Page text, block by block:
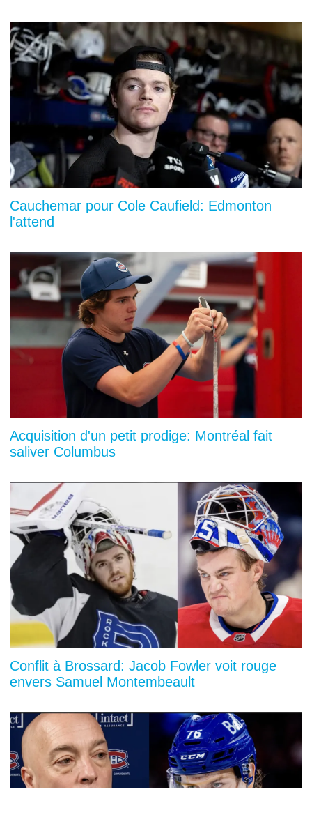
Cauchemar pour Cole Caufield: Edmonton
l'attend
Acquisition d'un petit prodige: Montréal fait
saliver Columbus
Conflit à Brossard: Jacob Fowler voit rouge
envers Samuel Montembeault